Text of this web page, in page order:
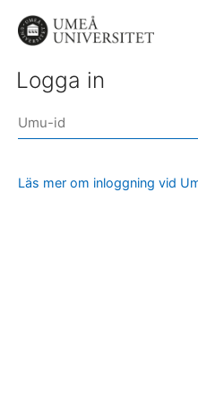
Logga in
Läs mer om inloggning vid